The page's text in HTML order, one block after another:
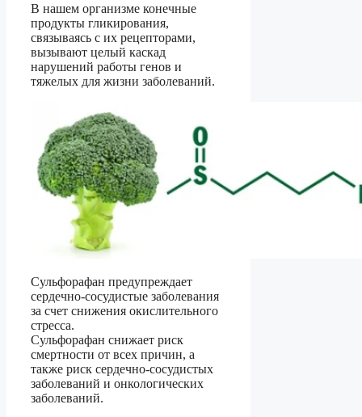
В нашем организме конечные
продукты гликирования,
связываясь с их рецепторами,
вызывают целый каскад
нарушений работы генов и
тяжелых для жизни заболеваний.
Сульфорафан предупреждает
сердечно-сосудистые заболевания
за счет снижения окислительного
стресса.
Сульфорафан снижает риск
смертности от всех причин, а
также риск сердечно-сосудистых
заболеваний и онкологических
заболеваний.